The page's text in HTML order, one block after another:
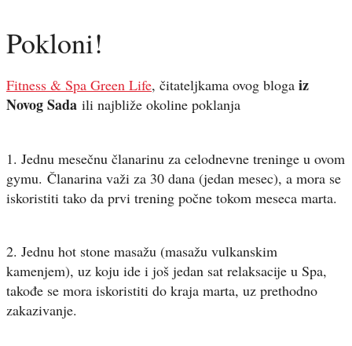
Pokloni!
Fitness & Spa Green Life, čitateljkama ovog bloga iz
Novog Sada ili najbliže okoline poklanja
1. Jednu mesečnu članarinu za celodnevne treninge u ovom
gymu. Članarina važi za 30 dana (jedan mesec), a mora se
iskoristiti tako da prvi trening počne tokom meseca marta.
2. Jednu hot stone masažu (masažu vulkanskim
kamenjem), uz koju ide i još jedan sat relaksacije u Spa,
takođe se mora iskoristiti do kraja marta, uz prethodno
zakazivanje.